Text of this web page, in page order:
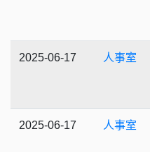
2025-06-17 人事室
2025-06-17 人事室